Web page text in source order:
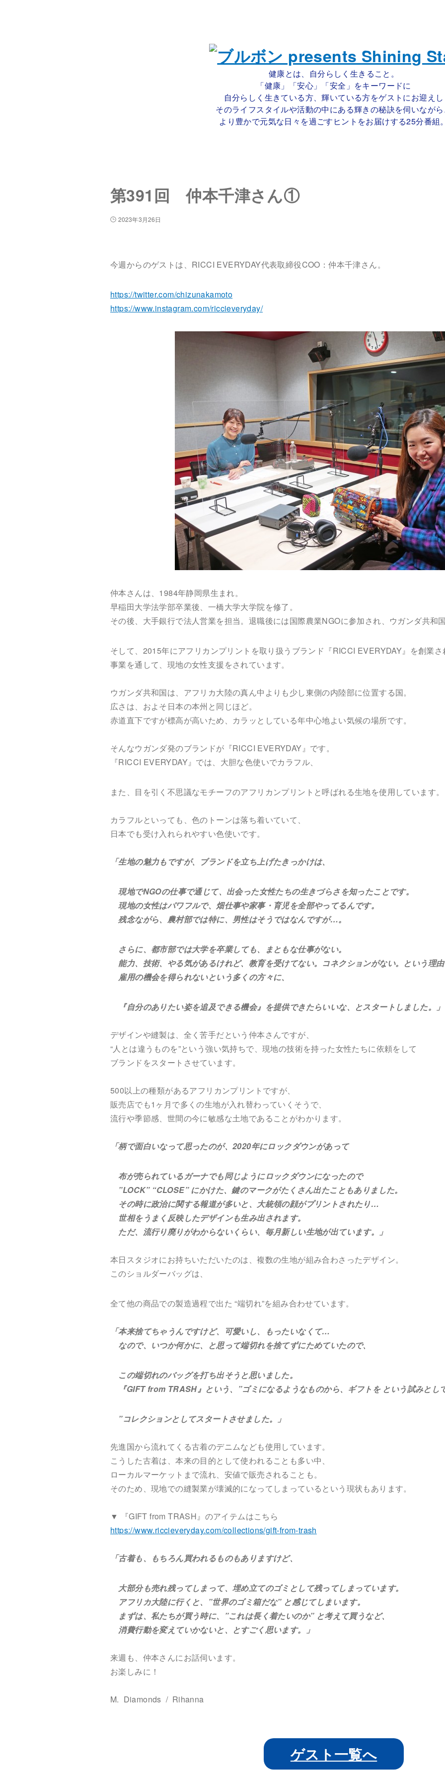
健康とは、自分らしく生きること。
「健康」「安心」「安全」をキーワードに
自分らしく生きている方、輝いている方をゲストにお迎えし
そのライフスタイルや活動の中にある輝きの秘訣を伺いなが
より豊かで元気な日々を過ごすヒントをお届けする25分番組
第391回 仲本千津さん①
2023年3月26日
今週からのゲストは、RICCI EVERYDAY代表取締役COO：仲本千津さん。
https://twitter.com/chizunakamoto
https://www.instagram.com/riccieveryday/
仲本さんは、1984年静岡県生まれ。
早稲田大学法学部卒業後、一橋大学大学院を修了。
その後、大手銀行で法人営業を担当。退職後には国際農業NGOに参加され、ウガンダ共和
そして、2015年にアフリカンプリントを取り扱うブランド『RICCI EVERYDAY』を創業さ
事業を通して、現地の女性支援をされています。
ウガンダ共和国は、アフリカ大陸の真ん中よりも少し東側の内陸部に位置する国。
広さは、およそ日本の本州と同じほど。
赤道直下ですが標高が高いため、カラッとしている年中心地よい気候の場所です。
そんなウガンダ発のブランドが『RICCI EVERYDAY』です。
『RICCI EVERYDAY』では、大胆な色使いでカラフル、
また、目を引く不思議なモチーフのアフリカンプリントと呼ばれる生地を使用しています。
カラフルといっても、色のトーンは落ち着いていて、
日本でも受け入れられやすい色使いです。
「生地の魅力もですが、ブランドを立ち上げたきっかけは、
現地でNGOの仕事で通じて、出会った女性たちの生きづらさを知ったことです。
現地の女性はパワフルで、畑仕事や家事・育児を全部やってるんです。
残念ながら、農村部では特に、男性はそうではなんですが…。
さらに、都市部では大学を卒業しても、まともな仕事がない。
能力、技術、やる気があるけれど、教育を受けてない。コネクションがない。という理
雇用の機会を得られないという多くの方々に、
『自分のありたい姿を追及できる機会』を提供できたらいいな、とスタートしました。」
デザインや縫製は、全く苦手だという仲本さんですが、
“人とは違うものを”という強い気持ちで、現地の技術を持った女性たちに依頼をして
ブランドをスタートさせています。
500以上の種類があるアフリカンプリントですが、
販売店でも1ヶ月で多くの生地が入れ替わっていくそうで、
流行や季節感、世間の今に敏感な土地であることがわかります。
「柄で面白いなって思ったのが、2020年にロックダウンがあって
布が売られているガーナでも同じようにロックダウンになったので
”LOCK” “CLOSE” にかけた、鍵のマークがたくさん出たこともありました。
その時に政治に関する報道が多いと、大統領の顔がプリントされたり…
世相をうまく反映したデザインも生み出されます。
ただ、流行り廃りがわからないくらい、毎月新しい生地が出ています。」
本日スタジオにお持ちいただいたのは、複数の生地が組み合わさったデザイン。
このショルダーバッグは、
全て他の商品での製造過程で出た “端切れ”を組み合わせています。
「本来捨てちゃうんですけど、可愛いし、もったいなくて…
なので、いつか何かに、と思って端切れを捨てずにためていたので、
この端切れのバッグを打ち出そうと思いました。
『GIFT from TRASH』という、”ゴミになるようなものから、ギフトを という試みとし
”コレクションとしてスタートさせました。」
先進国から流れてくる古着のデニムなども使用しています。
こうした古着は、本来の目的として使われることも多い中、
ローカルマーケットまで流れ、安値で販売されることも。
そのため、現地での縫製業が壊滅的になってしまっているという現状もあります。
▼ 『GIFT from TRASH』のアイテムはこちら
https://www.riccieveryday.com/collections/gift-from-trash
「古着も、もちろん買われるものもありますけど、
大部分も売れ残ってしまって、埋め立てのゴミとして残ってしまっています。
アフリカ大陸に行くと、”世界のゴミ箱だな” と感じてしまいます。
まずは、私たちが買う時に、”これは長く着たいのか” と考えて買うなど、
消費行動を変えていかないと、とすごく思います。」
来週も、仲本さんにお話伺います。
お楽しみに！
M. Diamonds / Rihanna
ゲスト一覧へ